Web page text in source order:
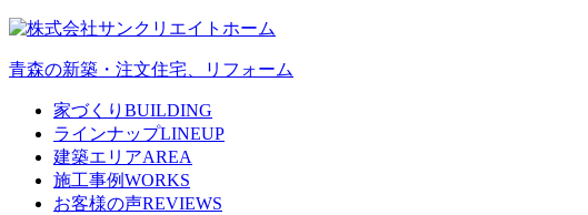
青森の新築・注文住宅、リフォーム
家づくり BUILDING
ラインナップLINEUP
建築エリアAREA
施工事例WORKS
お客様の声REVIEWS